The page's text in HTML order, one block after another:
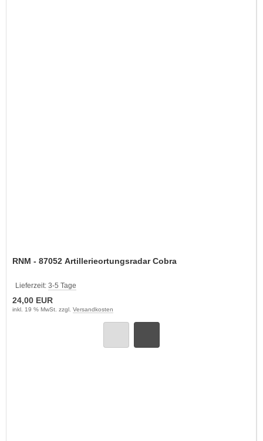
RNM - 87052 Artillerieortungsradar Cobra
Lieferzeit: 3-5 Tage
24,00 EUR
inkl. 19 % MwSt. zzgl. Versandkosten